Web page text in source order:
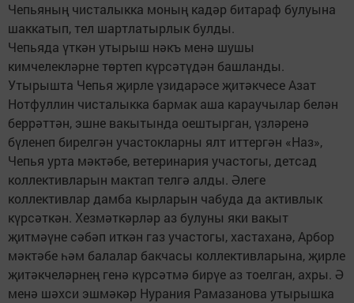
Чепьяның чисталыкка моның кадәр битараф булуына
шаккатып, тел шартлатырлык булды.
Чепьяда үткән утырыш нәкъ менә шушы
кимчелекләрне төртеп күрсәтүдән башланды.
Утырышта Чепья җирле үзидарәсе җитәкчесе Азат
Нотфуллин чисталыкка бармак аша караучылар белән
беррәттән, эшне вакытында оештырган, үзләренә
бүленеп бирелгән участокларны ялт иттергән «Наз»,
Чепья урта мәктәбе, ветеринария участогы, детсад
коллективларын мактап телгә алды. Әлеге
коллективлар дамба кырларын чабуда да активлык
күрсәткән. Хезмәткәрләр аз булуны яки вакыт
җитмәүне сәбәп иткән газ участогы, хастаханә, Арбор
мәктәбе һәм балалар бакчасы коллективларына, җирле
җитәкчеләрнең генә күрсәтмә бирүе аз тоелган, ахры. Ә
менә шәхси эшмәкәр Нурания Рамазанова утырышка